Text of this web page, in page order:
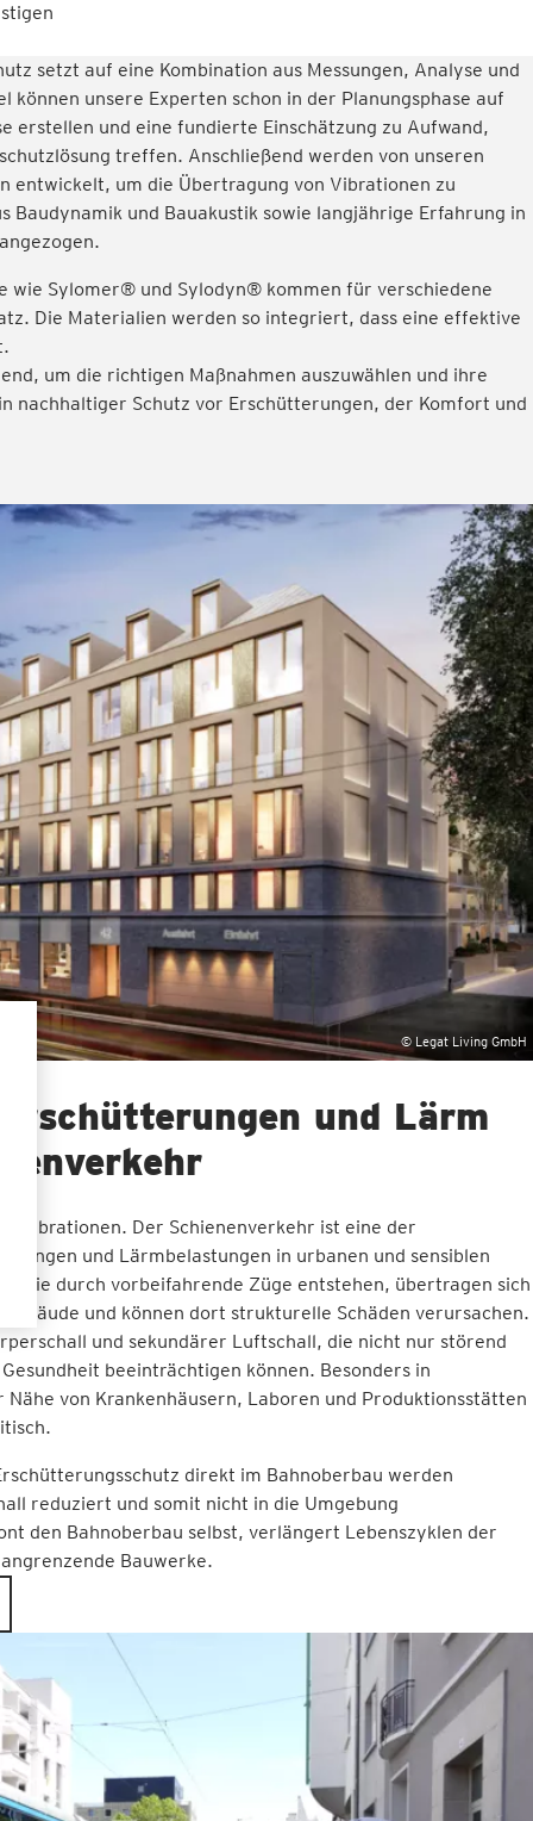
setzt auf eine Kombination aus Messungen, Analyse und
können unsere Experten schon in der Planungsphase auf
erstellen und eine fundierte Einschätzung zu Aufwand,
treffen. Anschließend werden von unseren
entwickelt, um die Übertragung von Vibrationen zu
Baudynamik und Bauakustik sowie langjährige Erfahrung in
wie Sylomer® und Sylodyn® kommen für verschiedene
Die Materialien werden so integriert, dass eine effektive
um die richtigen Maßnahmen auszuwählen und ihre
nachhaltiger Schutz vor Erschütterungen, der Komfort und
© Legat Living GmbH
und Lärm
Vibrationen. Der Schienenverkehr ist eine der
und Lärmbelastungen in urbanen und sensiblen
die durch vorbeifahrende Züge entstehen, übertragen sich
und können dort strukturelle Schäden verursachen.
und sekundärer Luftschall, die nicht nur störend
beeinträchtigen können. Besonders in
Nähe von Krankenhäusern, Laboren und Produktionsstätten
direkt im Bahnoberbau werden
reduziert und somit nicht in die Umgebung
den Bahnoberbau selbst, verlängert Lebenszyklen der
Bauwerke.